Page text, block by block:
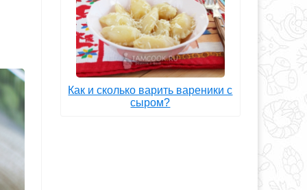
Как и сколько варить вареники с
сыром?